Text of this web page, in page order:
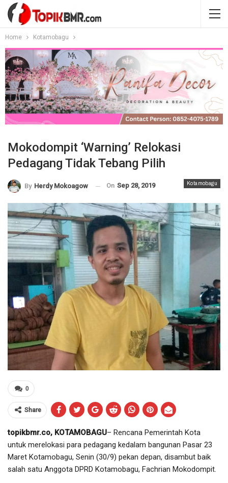
Home Kotamobagu
Mokodompit ‘Warning’ Relokasi
Pedagang Tidak Tebang Pilih
Kotamobagu
By Herdy Mokoagow On Sep 28, 2019
0
Share
topikbmr.co, KOTAMOBAGU– Rencana Pemerintah Kota
untuk merelokasi para pedagang kedalam bangunan Pasar 23
Maret Kotamobagu, Senin (30/9) pekan depan, disambut baik
salah satu Anggota DPRD Kotamobagu, Fachrian Mokodompit.